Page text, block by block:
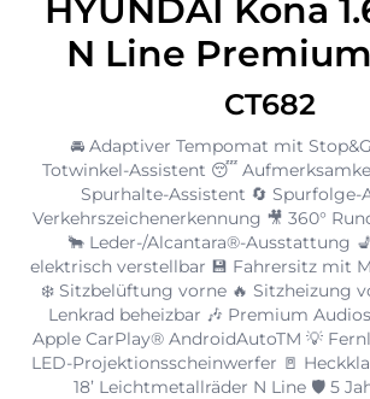
HYUNDAI Kona
N Line
CT682
🚘 Adaptiver Tempomat mit
Totwinkel-Assistent 😴
Spurhalte-Assistent 🔄 Spurfolge-
Verkehrszeichenerkennung 🎥 360°
🐂 Leder-/Alcantara®-Ausstattung
elektrisch verstellbar 💾 Fahrersitz mit
❄️ Sitzbelüftung vorne 🔥 Sitzheizung
Lenkrad beheizbar 🎶 Premium
Apple CarPlay® AndroidAutoTM 💡
LED-Projektionsscheinwerfer 🚪
18’ Leichtmetallräder N Line 🛡️ 5